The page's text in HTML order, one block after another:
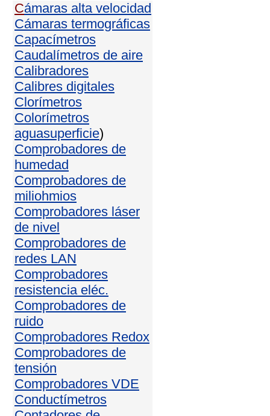
Cámaras alta velocidad
Cámaras termográficas
Capacímetros
Caudalímetros de aire
Calibradores
Calibres digitales
Clorímetros
Colorímetros
aguasuperficie)
Comprobadores de
humedad
Comprobadores de
miliohmios
Comprobadores láser
de nivel
Comprobadores de
redes LAN
Comprobadores
resistencia eléc.
Comprobadores de
ruido
Comprobadores Redox
Comprobadores de
tensión
Comprobadores VDE
Conductímetros